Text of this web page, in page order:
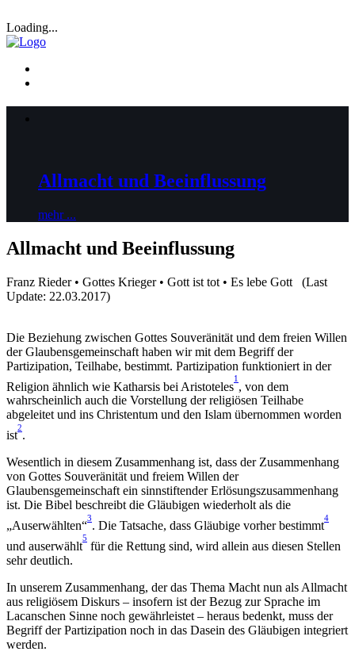
Loading...
Allmacht und Beeinflussung
mehr ...
Allmacht und Beeinflussung
Franz Rieder • Gottes Krieger • Gott ist tot • Es lebe Gott (Last
Update: 22.03.2017)
Die Beziehung zwischen Gottes Souveränität und dem freien Willen
der Glaubensgemeinschaft haben wir mit dem Begriff der
Partizipation, Teilhabe, bestimmt. Partizipation funktioniert in der
Religion ähnlich wie Katharsis bei Aristoteles
1
, von dem
wahrscheinlich auch die Vorstellung der religiösen Teilhabe
abgeleitet und ins Christentum und den Islam übernommen worden
ist
2
.
Wesentlich in diesem Zusammenhang ist, dass der Zusammenhang
von Gottes Souveränität und freiem Willen der
Glaubensgemeinschaft ein sinnstiftender Erlösungszusammenhang
ist. Die Bibel beschreibt die Gläubigen wiederholt als die
„Auserwählten“
3
. Die Tatsache, dass Gläubige vorher bestimmt
4
und auserwählt
5
für die Rettung sind, wird allein aus diesen Stellen
sehr deutlich.
In unserem Zusammenhang, der das Thema Macht nun als Allmacht
aus religiösem Diskurs – insofern ist der Bezug zur Sprache im
Lacanschen Sinne noch gewährleistet – heraus bedenkt, muss der
Begriff der Partizipation noch in das Dasein des Gläubigen integriert
werden.